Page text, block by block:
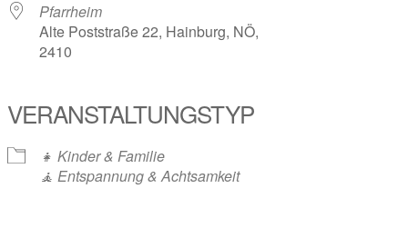
Pfarrheim
Alte Poststraße 22, Hainburg, NÖ,
2410
VERANSTALTUNGSTYP
👧 Kinder & Familie
🧘 Entspannung & Achtsamkeit